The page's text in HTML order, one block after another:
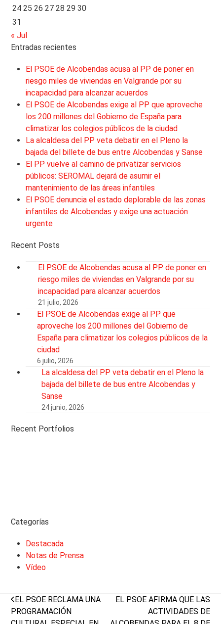
24 25 26 27 28 29 30
31
« Jul
Entradas recientes
El PSOE de Alcobendas acusa al PP de poner en
riesgo miles de viviendas en Valgrande por su
incapacidad para alcanzar acuerdos
El PSOE de Alcobendas exige al PP que aproveche
los 200 millones del Gobierno de España para
climatizar los colegios públicos de la ciudad
La alcaldesa del PP veta debatir en el Pleno la
bajada del billete de bus entre Alcobendas y Sanse
El PP vuelve al camino de privatizar servicios
públicos: SEROMAL dejará de asumir el
mantenimiento de las áreas infantiles
El PSOE denuncia el estado deplorable de las zonas
infantiles de Alcobendas y exige una actuación
urgente
Recent Posts
El PSOE de Alcobendas acusa al PP de poner en
riesgo miles de viviendas en Valgrande por su
incapacidad para alcanzar acuerdos
21 julio, 2026
El PSOE de Alcobendas exige al PP que
aproveche los 200 millones del Gobierno de
España para climatizar los colegios públicos de la
ciudad
6 julio, 2026
La alcaldesa del PP veta debatir en el Pleno la
bajada del billete de bus entre Alcobendas y
Sanse
24 junio, 2026
Recent Portfolios
Categorías
Destacada
Notas de Prensa
Vídeo
previous
post:
EL PSOE RECLAMA UNA
PROGRAMACIÓN
next
EL PSOE AFIRMA QUE LAS
ACTIVIDADES DE